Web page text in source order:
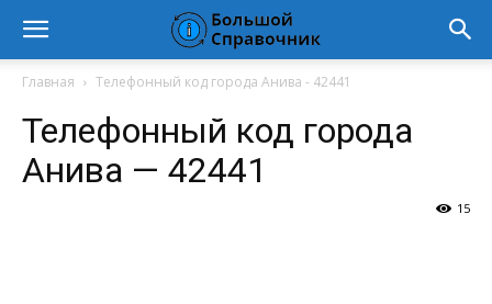
Главная Телефонный код города Анива - 42441
Телефонный код города
Анива — 42441
15